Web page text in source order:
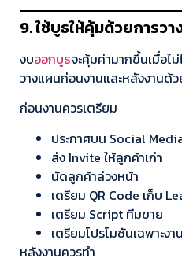
9. ใช้บูธให้คุ้มด้วยการว
งบออกบูธจะคุ้มค่ามากขึ้นเมื่อไ
วางแผนก่อนงานและหลังงานด้
ก่อนงานควรเตรียม
ประกาศบน Social
ส่ง Invite ให้ลูกค้าเก่า
นัดลูกค้าล่วงหน้า
เตรียม QR Code เก็บ
เตรียม Script ทีมขาย
เตรียมโปรโมชันเฉพาะงาน
หลังงานควรทำ